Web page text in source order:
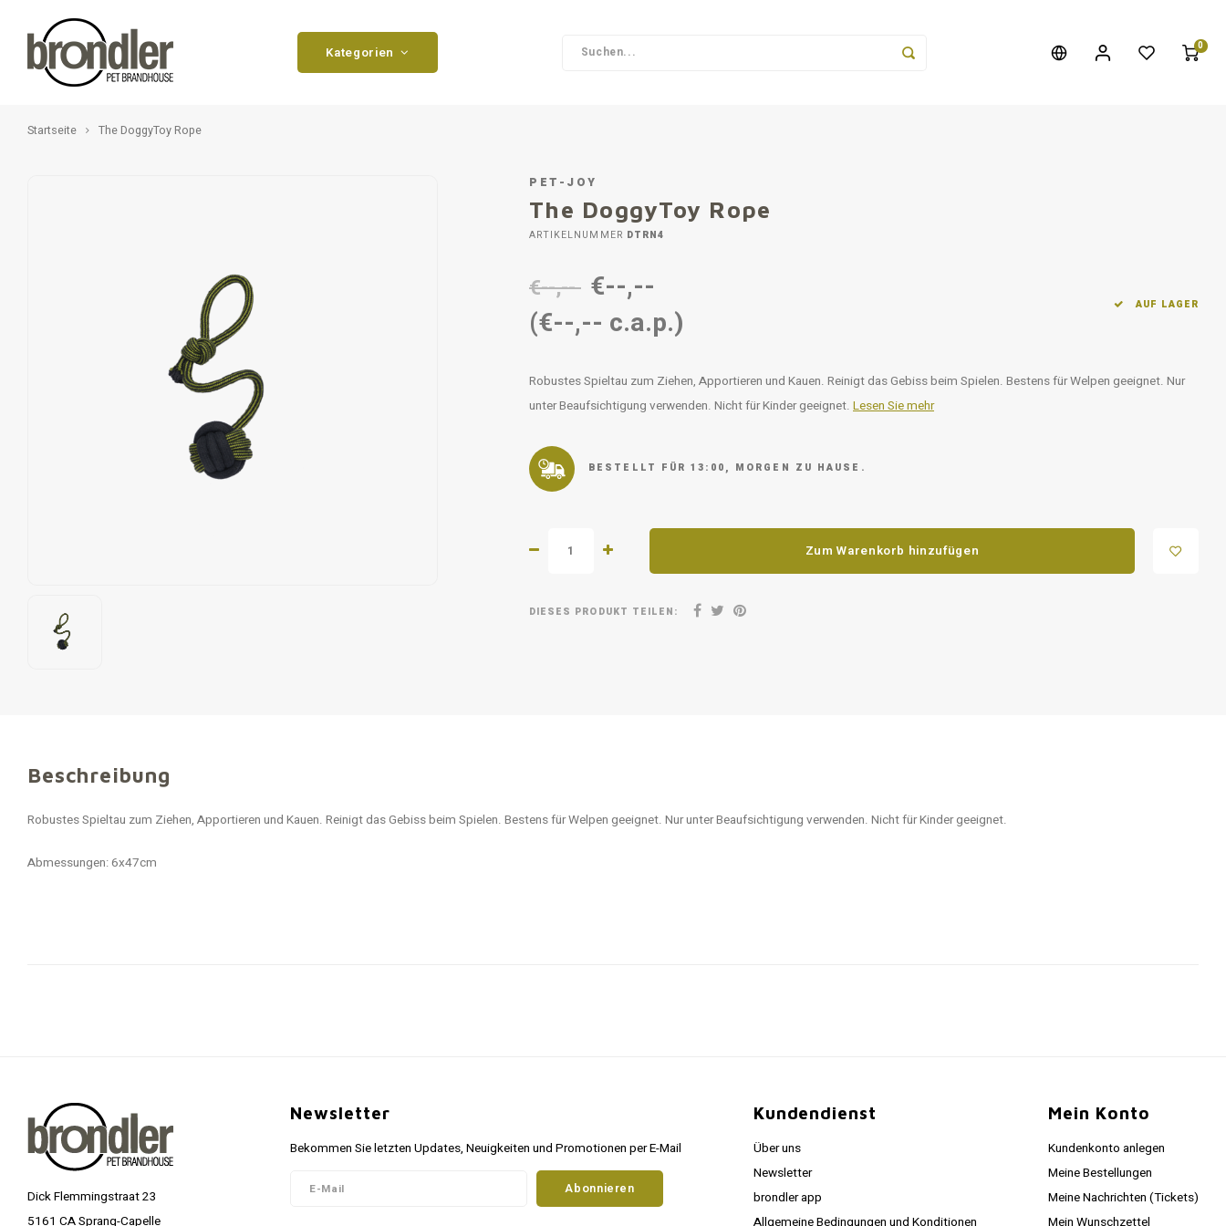
Kategorien 0
Startseite The DoggyToy Rope
PET-JOY
The DoggyToy Rope
ARTIKELNUMMER DTRN4
€--,-- €--,--
(€--,-- c.a.p.)
AUF LAGER
Robustes Spieltau zum Ziehen, Apportieren und Kauen. Reinigt das Gebiss beim Spielen. Bestens für Welpen geeignet. Nur
unter Beaufsichtigung verwenden. Nicht für Kinder geeignet. Lesen Sie mehr
BESTELLT FÜR 13:00, MORGEN ZU HAUSE.
Zum Warenkorb hinzufügen
DIESES PRODUKT TEILEN:
Beschreibung
Robustes Spieltau zum Ziehen, Apportieren und Kauen. Reinigt das Gebiss beim Spielen. Bestens für Welpen geeignet. Nur unter Beaufsichtigung verwenden. Nicht für Kinder geeignet.
Abmessungen: 6x47cm
Dick Flemmingstraat 23
5161 CA Sprang-Capelle
Newsletter
Bekommen Sie letzten Updates, Neuigkeiten und Promotionen per E-Mail
Abonnieren
Kundendienst
Über uns
Newsletter
brondler app
Allgemeine Bedingungen und Konditionen
Mein Konto
Kundenkonto anlegen
Meine Bestellungen
Meine Nachrichten (Tickets)
Mein Wunschzettel